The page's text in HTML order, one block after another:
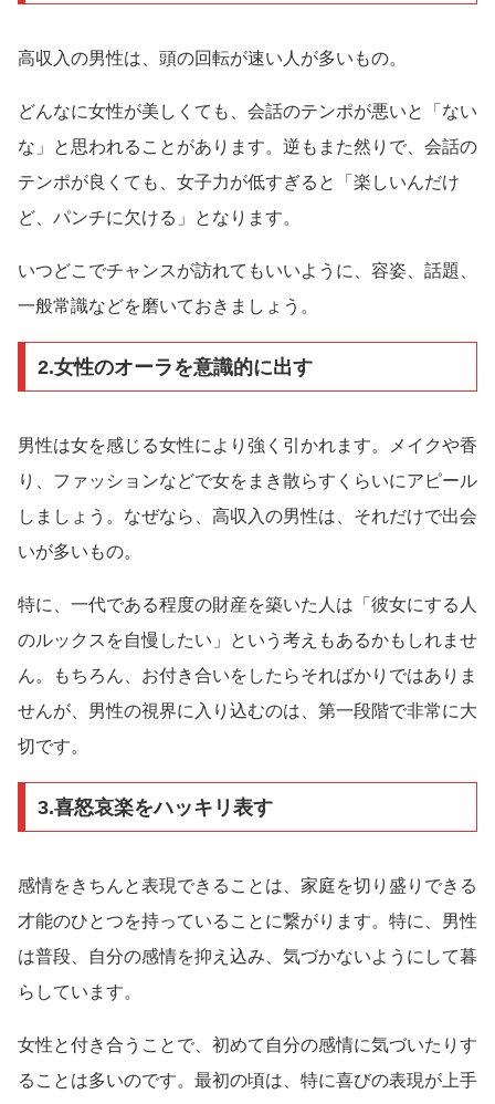
高収入の男性は、頭の回転が速い人が多いもの。
どんなに女性が美しくても、会話のテンポが悪いと「ない
な」と思われることがあります。逆もまた然りで、会話の
テンポが良くても、女子力が低すぎると「楽しいんだけ
ど、パンチに欠ける」となります。
いつどこでチャンスが訪れてもいいように、容姿、話題、
一般常識などを磨いておきましょう。
2.女性のオーラを意識的に出す
男性は女を感じる女性により強く引かれます。メイクや香
り、ファッションなどで女をまき散らすくらいにアピール
しましょう。なぜなら、高収入の男性は、それだけで出会
いが多いもの。
特に、一代である程度の財産を築いた人は「彼女にする人
のルックスを自慢したい」という考えもあるかもしれませ
ん。もちろん、お付き合いをしたらそればかりではありま
せんが、男性の視界に入り込むのは、第一段階で非常に大
切です。
3.喜怒哀楽をハッキリ表す
感情をきちんと表現できることは、家庭を切り盛りできる
才能のひとつを持っていることに繋がります。特に、男性
は普段、自分の感情を抑え込み、気づかないようにして暮
らしています。
女性と付き合うことで、初めて自分の感情に気づいたりす
ることは多いのです。最初の頃は、特に喜びの表現が上手